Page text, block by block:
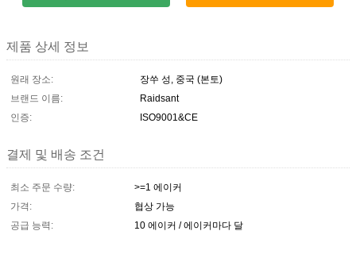
제품 상세 정보
원래 장소:
장쑤 성, 중국 (본토)
브랜드 이름:
Raidsant
인증:
ISO9001&CE
결제 및 배송 조건
최소 주문 수량:
>=1 에이커
가격:
협상 가능
공급 능력:
10 에이커 / 에이커마다 달